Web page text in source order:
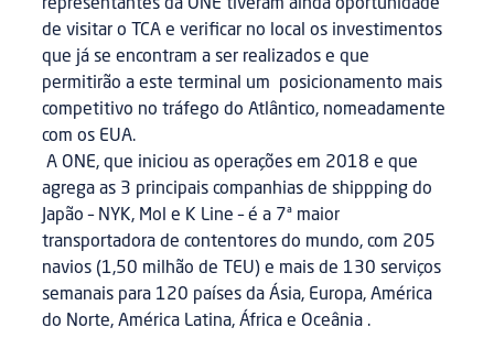
representantes da ONE tiveram ainda oportunidade
de visitar o TCA e verificar no local os investimentos
que já se encontram a ser realizados e que
permitirão a este terminal um posicionamento mais
competitivo no tráfego do Atlântico, nomeadamente
com os EUA.
A ONE, que iniciou as operações em 2018 e que
agrega as 3 principais companhias de shippping do
Japão – NYK, Mol e K Line – é a 7ª maior
transportadora de contentores do mundo, com 205
navios (1,50 milhão de TEU) e mais de 130 serviços
semanais para 120 países da Ásia, Europa, América
do Norte, América Latina, África e Oceânia .